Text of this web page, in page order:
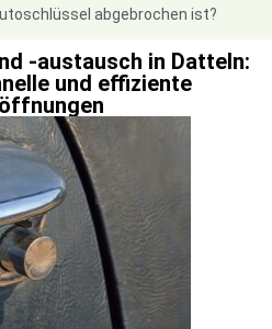
abgebrochen ist?
-austausch in Datteln:
und effiziente